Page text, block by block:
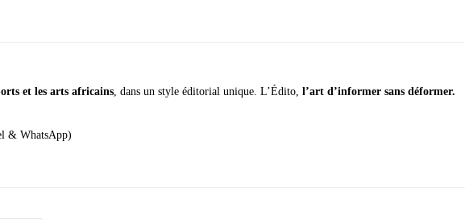
et les arts africains, dans un style éditorial unique. L’Édito, l’art d’informer sans déformer.
& WhatsApp)